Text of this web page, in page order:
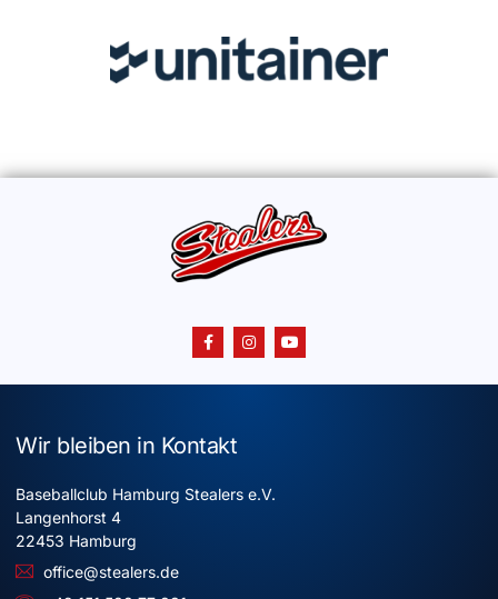
Wir bleiben in Kontakt
Baseballclub Hamburg Stealers e.V.
Langenhorst 4
22453 Hamburg
office@stealers.de